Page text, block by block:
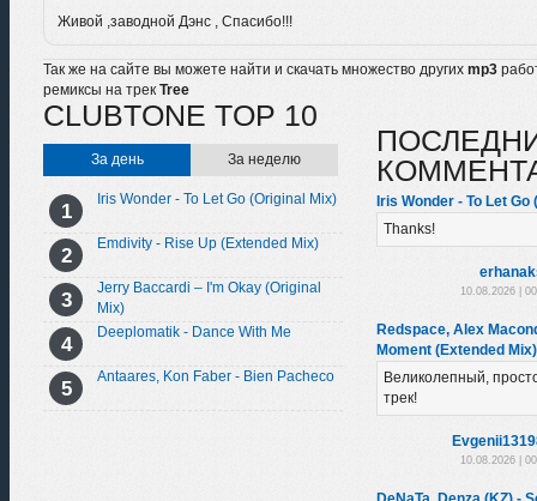
Живой ,заводной Дэнс , Спасибо!!!
Так же на сайте вы можете найти и скачать множество других mp3
ремиксы на трек Tree
CLUBTONE TOP 10
За день За неделю
Iris Wonder - To Let Go (Original Mix)
Emdivity - Rise Up (Extended Mix)
Jerry Baccardi – I'm Okay (Original
Mix)
Deeplomatik - Dance With Me
Antaares, Kon Faber - Bien Pacheco
Iris Wonder - To Let Go
Thanks!
10.08.2026 |
Redspace, Alex
Moment (Extended Mix)
Великолепный,
трек!
10.08.2026 |